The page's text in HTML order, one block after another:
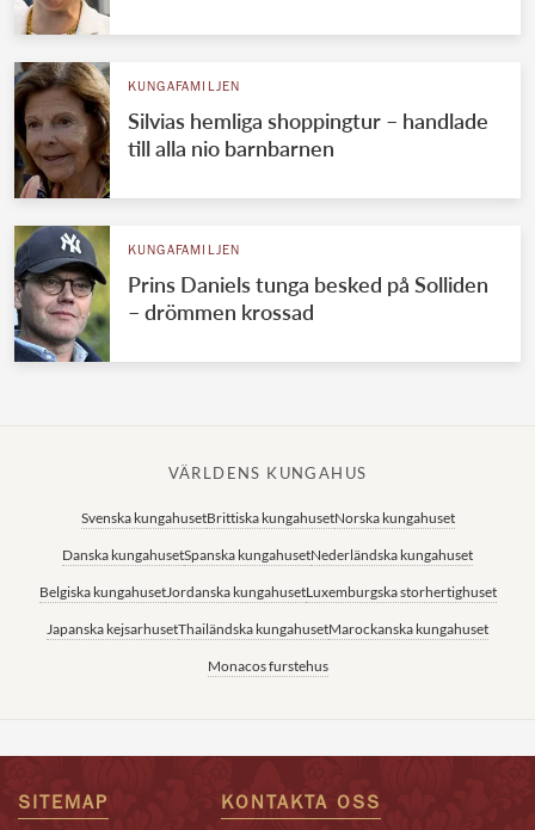
KUNGAFAMILJEN
Silvias hemliga shoppingtur – handlade
till alla nio barnbarnen
KUNGAFAMILJEN
Prins Daniels tunga besked på Solliden
– drömmen krossad
VÄRLDENS KUNGAHUS
Svenska kungahusetBrittiska kungahusetNorska kungahuset
Danska kungahusetSpanska kungahusetNederländska kungahuset
Belgiska kungahusetJordanska kungahusetLuxemburgska storhertighuset
Japanska kejsarhusetThailändska kungahusetMarockanska kungahuset
Monacos furstehus
SITEMAP KONTAKTA OSS